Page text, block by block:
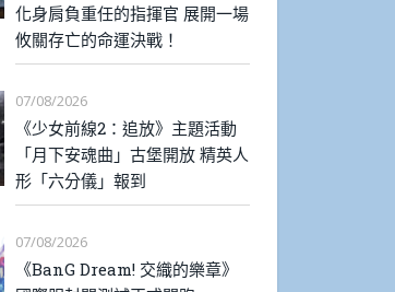
化身肩負重任的指揮官 展開一場
攸關存亡的命運決戰！
07/08/2026
《少女前線2：追放》主題活動
「月下安魂曲」古堡開放 精英人
形「六分儀」報到
07/08/2026
《BanG Dream! 交織的樂章》